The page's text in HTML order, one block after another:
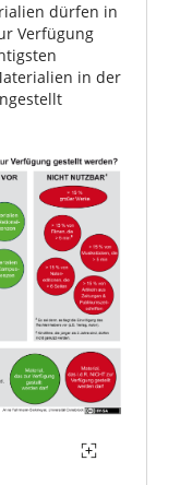
dürfen in
Verfügung
in der